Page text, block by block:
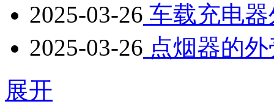
2025-03-26 车载充电
2025-03-26 点烟器的
展开